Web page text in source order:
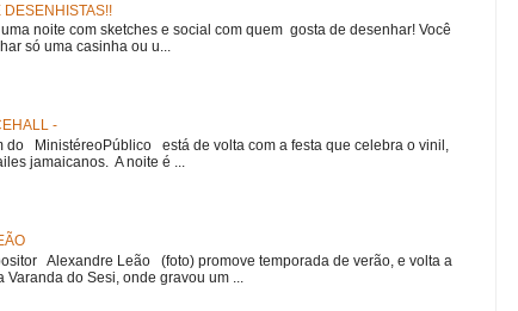
noite com sketches e social com quem gosta de desenhar! Você
só uma casinha ou u...
-
do MinistéreoPúblico está de volta com a festa que celebra o vinil,
jamaicanos. A noite é ...
Alexandre Leão (foto) promove temporada de verão, e volta a
do Sesi, onde gravou um ...